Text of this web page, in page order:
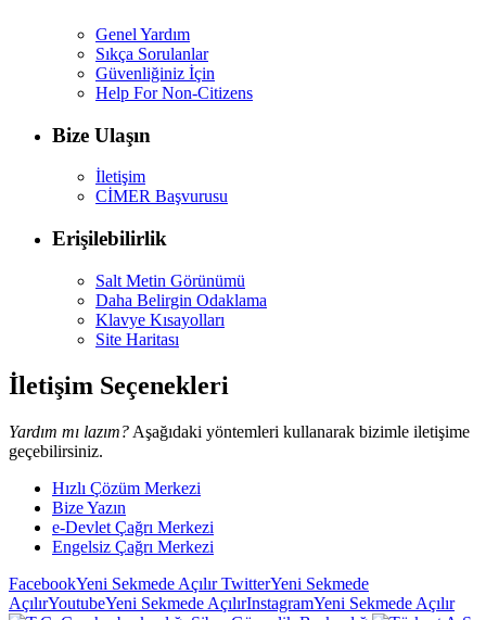
Genel Yardım
Sıkça Sorulanlar
Güvenliğiniz İçin
Help For Non-Citizens
Bize Ulaşın
İletişim
CİMER Başvurusu
Erişilebilirlik
Salt Metin Görünümü
Daha Belirgin Odaklama
Klavye Kısayolları
Site Haritası
İletişim Seçenekleri
Yardım mı lazım? Aşağıdaki yöntemleri kullanarak bizimle iletişime
geçebilirsiniz.
Hızlı Çözüm Merkezi
Bize Yazın
e-Devlet Çağrı Merkezi
Engelsiz Çağrı Merkezi
FacebookYeni Sekmede AçılırTwitterYeni Sekmede
AçılırYoutubeYeni Sekmede AçılırInstagramYeni Sekmede Açılır